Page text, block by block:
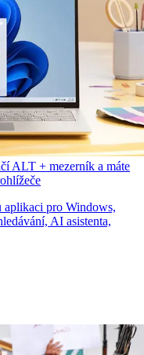
ALT + mezerník a máte
aplikaci pro Windows,
AI asistenta,